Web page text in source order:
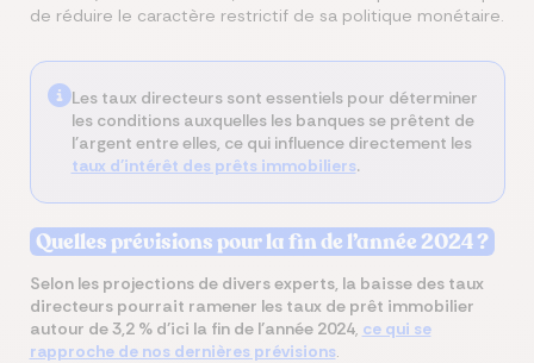
de réduire le caractère restrictif de sa politique monétaire.
Les taux directeurs sont essentiels pour déterminer
les conditions auxquelles les banques se prêtent de
l'argent entre elles, ce qui influence directement les
taux d'intérêt des prêts immobiliers.
Quelles prévisions pour la fin de l’année 2024 ?
Selon les projections de divers experts, la baisse des taux
directeurs pourrait ramener les taux de prêt immobilier
autour de 3,2 % d’ici la fin de l’année 2024, ce qui se
rapproche de nos dernières prévisions